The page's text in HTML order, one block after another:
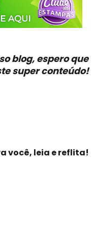
blog, espero que
super conteúdo!
você, leia e reflita!